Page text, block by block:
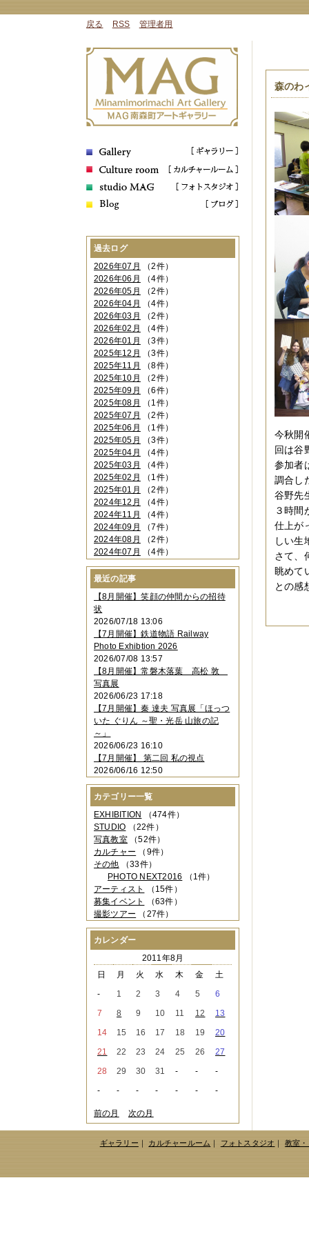
戻る RSS 管理者用
森のわ
今秋開
回は谷
参加者
調合し
谷野先
３時間
仕上が
しい生
さて、
眺めて
との感
過去ログ
2026年07月
（2件）
2026年06月
（4件）
2026年05月
（2件）
2026年04月
（4件）
2026年03月
（2件）
2026年02月
（4件）
2026年01月
（3件）
2025年12月
（3件）
2025年11月
（8件）
2025年10月
（2件）
2025年09月
（6件）
2025年08月
（1件）
2025年07月
（2件）
2025年06月
（1件）
2025年05月
（3件）
2025年04月
（4件）
2025年03月
（4件）
2025年02月
（1件）
2025年01月
（2件）
2024年12月
（4件）
2024年11月
（4件）
2024年09月
（7件）
2024年08月
（2件）
2024年07月
（4件）
2024年06月（4件）
2024年04月
2024年03月（3件）
2024年02月（2件）
2023年12月
2023年11月 （4件）
2023年10月（3件）
2023年09月（4件）
2023年08月 （1件）
2023年06月（3件）
2023年05月
2023年04月 （2件）
2023年03月（5件）
2023年02月（3件）
2023年01月
2022年12月 （3件）
2022年11月（2件）
2022年10月（4件）
2022年09月（2件）
2022年08月
（3件）
2022年07月（3件）
2022年05月（4件）
2022年04月（2件）
2022年03月
（5件）
2022年02月（3件）
2022年01月（3件）
2021年12月（2件）
2021年11月（3件）
2021年10月
（1件）
2021年08月
2021年07月（1件）
（3件）
2021年05月（2件）
2021年03月 （3件）
2021年02月 （1件）
2020年12月（3件）
2020年11月（6件）
2020年09月（5件）
2020年06月（2件）
2020年04月（4件）
2020年03月（9件）
2020年02月（3件）
2020年01月（5件）
2019年12月（3件）
最近の記事
【8月開催】笑顔の仲間からの招待
状
2026/07/18 13:06
【7月開催】鉄道物語 Railway
Photo Exhibtion 2026
2026/07/08 13:57
【8月開催】常磐木落葉 高松 敦
写真展
2026/06/23 17:18
【7月開催】秦 達夫 写真展「ほっつ
いた ぐりん ～聖・光岳 山旅の記
～」
2026/06/23 16:10
【7月開催】 第二回 私の視点
2026/06/16 12:50
カテゴリー一覧
EXHIBITION （474件）
STUDIO （22件）
写真教室（52件）
カルチャー （9件）
その他 （33件）
PHOTO NEXT2016 （1件）
アーティスト
（15件）
募集イベント
（63件）
撮影ツアー （27件）
カレンダー
2011年8月
日
月 火 水 木 金
土
-
1 2 3 4 5
6
7
8 9 10 11 12
13
14
15 16 17 18 19
20
21
22 23 24 25 26
27
28
29 30 31 - -
-
-
- - - - - -
前の月 次の月
ギャラリー｜ カルチャールーム｜ フォトスタジオ｜ 教室